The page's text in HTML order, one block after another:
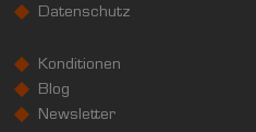
Datenschutz
Konditionen
Blog
Newsletter